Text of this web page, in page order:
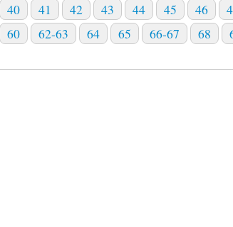
40 41 42 43 44 45 46
60 62-63 64 65 66-67 68